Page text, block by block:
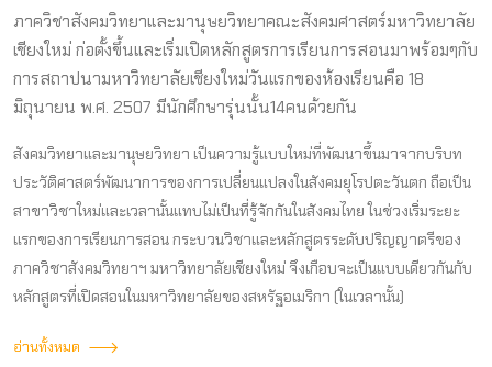
ภาควิชาสังคมวิทยาและมานุษยวิทยาคณะสังคมศาสตร์มหาวิทยาลัย
เชียงใหม่ ก่อตั้งขึ้นและเริ่มเปิดหลักสูตรการเรียนการสอนมาพร้อมๆกับ
การสถาปนามหาวิทยาลัยเชียงใหม่วันแรกของห้องเรียนคือ 18
มิถุนายน พ.ศ. 2507 มีนักศึกษารุ่นนั้น14คนด้วยกัน
สังคมวิทยาและมานุษยวิทยา เป็นความรู้แบบใหม่ที่พัฒนาขึ้นมาจากบริบท
ประวัติศาสตร์พัฒนาการของการเปลี่ยนแปลงในสังคมยุโรปตะวันตก ถือเป็น
สาขาวิชาใหม่และเวลานั้นแทบไม่เป็นที่รู้จักกันในสังคมไทย ในช่วงเริ่มระยะ
แรกของการเรียนการสอน กระบวนวิชาและหลักสูตรระดับปริญญาตรีของ
ภาควิชาสังคมวิทยาฯ มหาวิทยาลัยเชียงใหม่ จึงเกือบจะเป็นแบบเดียวกันกับ
หลักสูตรที่เปิดสอนในมหาวิทยาลัยของสหรัฐอเมริกา (ในเวลานั้น)
อ่านทั้งหมด